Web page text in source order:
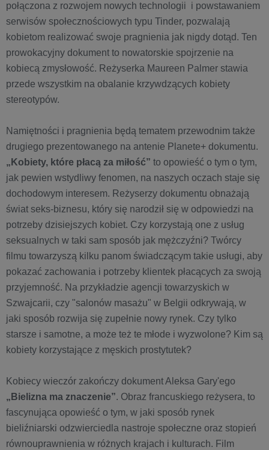
połączona z rozwojem nowych technologii i powstawaniem
serwisów społecznościowych typu Tinder, pozwalają
kobietom realizować swoje pragnienia jak nigdy dotąd. Ten
prowokacyjny dokument to nowatorskie spojrzenie na
kobiecą zmysłowość. Reżyserka Maureen Palmer stawia
przede wszystkim na obalanie krzywdzących kobiety
stereotypów.
Namiętności i pragnienia będą tematem przewodnim także
drugiego prezentowanego na antenie Planete+ dokumentu.
„Kobiety, które płacą za miłość” to opowieść o tym o tym,
jak pewien wstydliwy fenomen, na naszych oczach staje się
dochodowym interesem. Reżyserzy dokumentu obnażają
świat seks-biznesu, który się narodził się w odpowiedzi na
potrzeby dzisiejszych kobiet. Czy korzystają one z usług
seksualnych w taki sam sposób jak mężczyźni? Twórcy
filmu towarzyszą kilku panom świadczącym takie usługi, aby
pokazać zachowania i potrzeby klientek płacących za swoją
przyjemność. Na przykładzie agencji towarzyskich w
Szwajcarii, czy "salonów masażu" w Belgii odkrywają, w
jaki sposób rozwija się zupełnie nowy rynek. Czy tylko
starsze i samotne, a może też te młode i wyzwolone? Kim są
kobiety korzystające z męskich prostytutek?
Kobiecy wieczór zakończy dokument Aleksa Gary'ego
„Bielizna ma znaczenie”. Obraz francuskiego reżysera, to
fascynująca opowieść o tym, w jaki sposób rynek
bieliźniarski odzwierciedla nastroje społeczne oraz stopień
równouprawnienia w różnych krajach i kulturach. Film